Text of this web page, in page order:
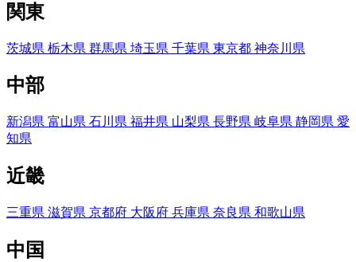
関東
茨城県 栃木県 群馬県 埼玉県 千葉県 東京都 神奈川県
中部
新潟県 富山県 石川県 福井県 山梨県 長野県 岐阜県 静岡県 愛
知県
近畿
三重県 滋賀県 京都府 大阪府 兵庫県 奈良県 和歌山県
中国